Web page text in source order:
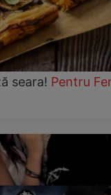
seara! Pentru